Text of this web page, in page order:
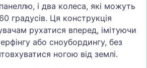
і два колеса, які можуть
градусів. Ця конструкція
рухатися вперед, імітуючи
або сноубордингу, без
ногою від землі.